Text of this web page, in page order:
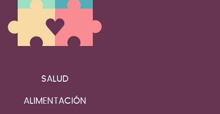
SALUD
ALIMENTACIÓN